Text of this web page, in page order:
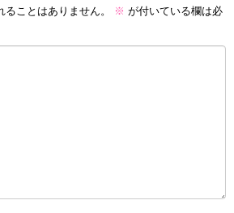
ことはありません。 ※ が付いている欄は必